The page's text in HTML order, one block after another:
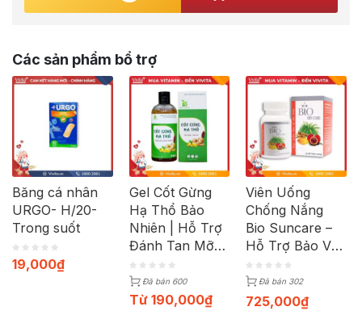
Các sản phẩm bổ trợ
Băng cá nhân
URGO- H/20-
Trong suốt
19,000₫
Gel Cốt Gừng
Hạ Thổ Bảo
Nhiên | Hỗ Trợ
Đánh Tan Mỡ
Bụng Cho Mẹ
Sau Sinh | Lọ
330ml
Đã bán 600
Từ 190,000₫
Viên Uống
Chống Nắng
Bio Suncare –
Hỗ Trợ Bảo Vệ
Da Toàn Diện |
Hộp 60 Viên
Đã bán 302
725,000₫